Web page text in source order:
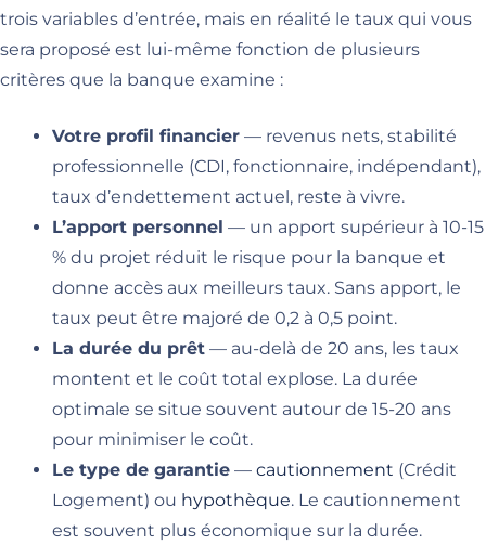
trois variables d’entrée, mais en réalité le taux qui vous
sera proposé est lui-même fonction de plusieurs
critères que la banque examine :
Votre profil financier — revenus nets, stabilité
professionnelle (CDI, fonctionnaire, indépendant),
taux d’endettement actuel, reste à vivre.
L’apport personnel — un apport supérieur à 10-15
% du projet réduit le risque pour la banque et
donne accès aux meilleurs taux. Sans apport, le
taux peut être majoré de 0,2 à 0,5 point.
La durée du prêt — au-delà de 20 ans, les taux
montent et le coût total explose. La durée
optimale se situe souvent autour de 15-20 ans
pour minimiser le coût.
Le type de garantie — cautionnement (Crédit
Logement) ou hypothèque. Le cautionnement
est souvent plus économique sur la durée.